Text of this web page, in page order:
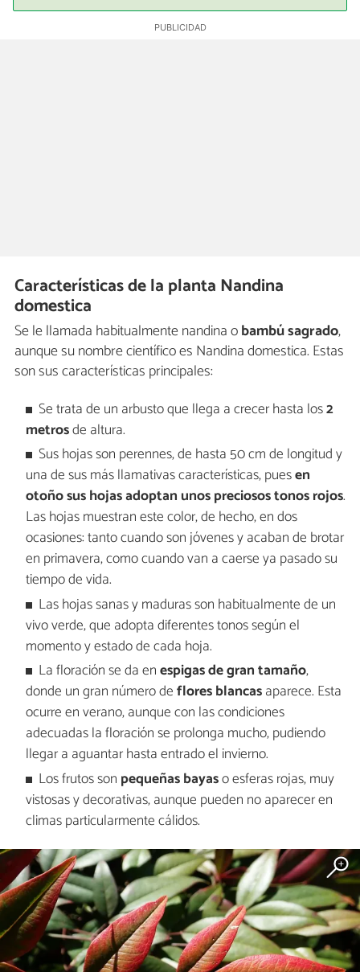
Características de la planta Nandina
domestica
Se le llamada habitualmente nandina obambú sagrado,
aunque su nombre científico es Nandina domestica. Estas
son sus características principales:
Se trata de un arbusto que llega a crecer hasta los2
metrosde altura.
Sus hojas son perennes, de hasta 50 cm de longitud y
una de sus más llamativas características, puesen
otoño sus hojas adoptan unos preciosos tonos rojos.
Las hojas muestran este color, de hecho, en dos
ocasiones: tanto cuando son jóvenes y acaban de brotar
en primavera, como cuando van a caerse ya pasado su
tiempo de vida.
Las hojas sanas y maduras son habitualmente de un
vivo verde, que adopta diferentes tonos según el
momento y estado de cada hoja.
La floración se da enespigas de gran tamaño,
donde un gran número deflores blancasaparece. Esta
ocurre en verano, aunque con las condiciones
adecuadas la floración se prolonga mucho, pudiendo
llegar a aguantar hasta entrado el invierno.
Los frutos son pequeñas bayaso esferas rojas, muy
vistosas y decorativas, aunque pueden no aparecer en
climas particularmente cálidos.